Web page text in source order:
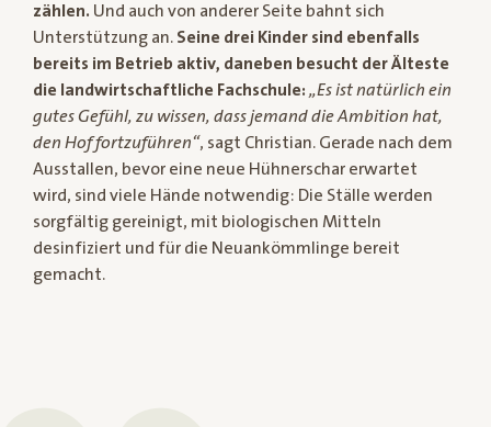
zählen. Und auch von anderer Seite bahnt sich
Unterstützung an. Seine drei Kinder sind ebenfalls
bereits im Betrieb aktiv, daneben besucht der Älteste
die landwirtschaftliche Fachschule: „Es ist natürlich ein
gutes Gefühl, zu wissen, dass jemand die Ambition hat,
den Hof fortzuführen“, sagt Christian. Gerade nach dem
Ausstallen, bevor eine neue Hühnerschar erwartet
wird, sind viele Hände notwendig: Die Ställe werden
sorgfältig gereinigt, mit biologischen Mitteln
desinfiziert und für die Neuankömmlinge bereit
gemacht.